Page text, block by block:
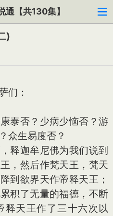
通【共130集】
)
：
否？少病少恼否？游
众生易度否？
迦牟尼佛为我们说到
，然后作梵天王，梵天
到欲界天作帝释天王；
积了无量的福德，不断
释天王作了三十六次以